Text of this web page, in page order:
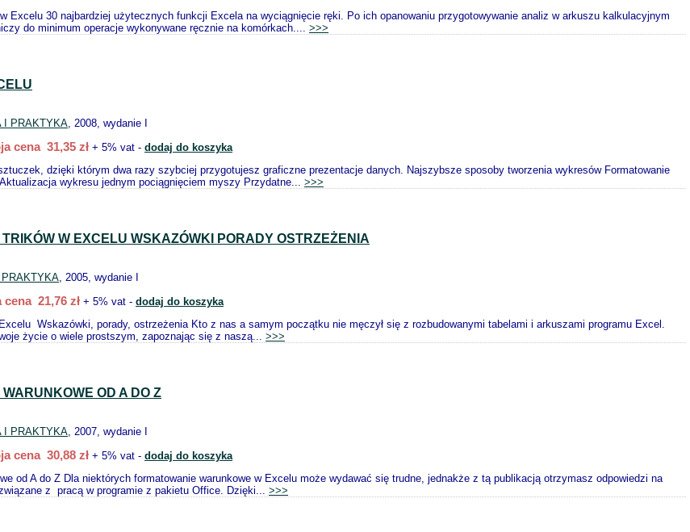
Excelu 30 najbardziej użytecznych funkcji Excela na wyciągnięcie ręki. Po ich opanowaniu przygotowywanie analiz w arkuszu kalkulacyjnym
do minimum operacje wykonywane ręcznie na komórkach.... >>>
I PRAKTYKA, 2008, wydanie I
cena 31,35 zł + 5% vat - dodaj do koszyka
dzięki którym dwa razy szybciej przygotujesz graficzne prezentacje danych. Najszybsze sposoby tworzenia wykresów Formatowanie
wykresu jednym pociągnięciem myszy Przydatne... >>>
W EXCELU WSKAZÓWKI PORADY OSTRZEŻENIA
, 2005, wydanie I
cena 21,76 zł + 5% vat - dodaj do koszyka
Wskazówki, porady, ostrzeżenia Kto z nas a samym początku nie męczył się z rozbudowanymi tabelami i arkuszami programu Excel.
życie o wiele prostszym, zapoznając się z naszą... >>>
WARUNKOWE OD A DO Z
I PRAKTYKA, 2007, wydanie I
cena 30,88 zł + 5% vat - dodaj do koszyka
od A do Z Dla niektórych formatowanie warunkowe w Excelu może wydawać się trudne, jednakże z tą publikacją otrzymasz odpowiedzi na
z pracą w programie z pakietu Office. Dzięki... >>>